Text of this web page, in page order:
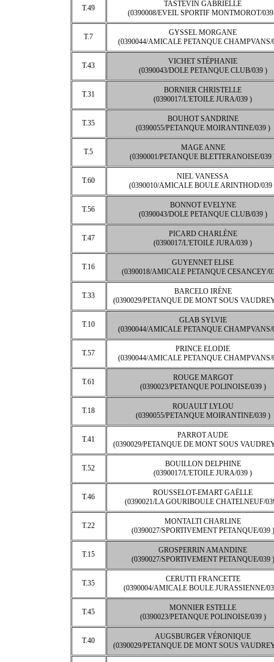
T.49
TASTEVIN GABRIELLE
(0390008/EVEIL SPORTIF MONTMOROT/
T.7
GYSSEL MORGANE
(0390044/AMICALE PETANQUE CHAMPVANS/
T.43
VICHET STÉPHANIE
(0390043/DOLE PETANQUE CLUB/039 )
T.31
BORNIER CHRISTELLE
(0390017/L'ETOILE JURA/039 )
T.35
BOUHOT SANDRINE
(0390055/PETANQUE MOIRANTINE/039 )
T.5
MAGE ANNE
(0390001/PETANQUE BLETTERANOISE/039
T.60
NIEL VANESSA
(0390010/AMICALE BOULE ARINTHOD/039
T.56
BONNOT EVELYNE
(0390043/DOLE PETANQUE CLUB/039 )
T.47
PICARD CHARLÈNE
(0390017/L'ETOILE JURA/039 )
T.16
GUYENNET ELISE
(0390018/AMICALE PETANQUE CESANCEY/
T.33
BARCELO IRÈNE
(0390029/PETANQUE DE MONT SOUS
T.10
GLAB SYLVIE
(0390044/AMICALE PETANQUE CHAMPVANS/
T.57
PRINCE ELODIE
(0390044/AMICALE PETANQUE CHAMPVANS/
T.61
ROUGE MARGOT
(0390023/PETANQUE POLINOISE/039 )
T.18
ROUAULT LYLOU
(0390055/PETANQUE MOIRANTINE/039 )
T.41
PARROT AUDE
(0390029/PETANQUE DE MONT SOUS
T.52
BOUILLON DELPHINE
(0390017/L'ETOILE JURA/039 )
T.46
ROUSSELOT-EMART GAËLLE
(0390021/LA GOURIBOULE CHATELNEUF/
T.22
MONTALTI CHARLINE
(0390027/SPORTIVEMENT PETANQUE/039 )
T.15
GROSPERRIN AMANDINE
(0390027/SPORTIVEMENT PETANQUE/039 )
T.35
CERUTTI FRANCETTE
(0390004/AMICALE BOULE JURASSIENNE/
T.45
MONNIER ESTELLE
(0390023/PETANQUE POLINOISE/039 )
T.40
AUGSBURGER VÉRONIQUE
(0390029/PETANQUE DE MONT SOUS